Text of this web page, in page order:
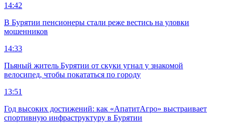
14:42
В Бурятии пенсионеры стали реже вестись на уловки
мошенников
14:33
Пьяный житель Бурятии от скуки угнал у знакомой
велосипед, чтобы покататься по городу
13:51
Год высоких достижений: как «АпатитАгро» выстраивает
спортивную инфраструктуру в Бурятии